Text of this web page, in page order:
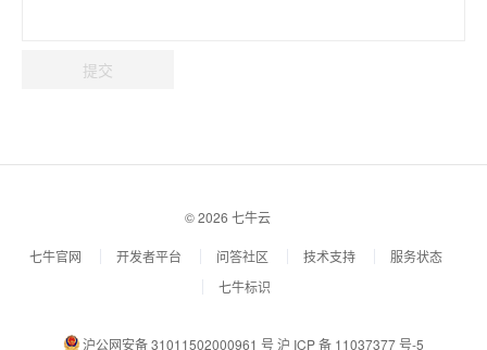
提交
© 2026 七牛云
七牛官网 开发者平台 问答社区 技术支持
服务状态
七牛标识
沪公网安备 31011502000961 号 沪 ICP 备 11037377 号-5